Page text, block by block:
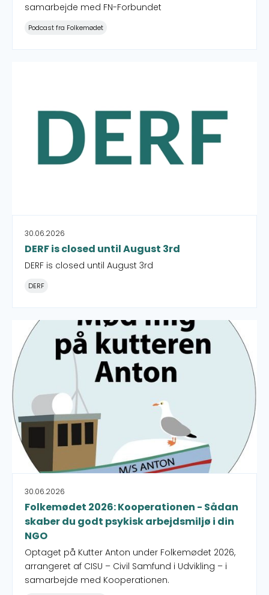
samarbejde med FN-Forbundet
Podcast fra Folkemødet
30.06.2026
DERF is closed until August 3rd
DERF is closed until August 3rd
DERF
30.06.2026
Folkemødet 2026: Kooperationen - Sådan
skaber du godt psykisk arbejdsmiljø i din
NGO
Optaget på Kutter Anton under Folkemødet 2026,
arrangeret af CISU – Civil Samfund i Udvikling – i
samarbejde med Kooperationen.
Folkemødet 2026: Kooperationen - Sådan skaber du